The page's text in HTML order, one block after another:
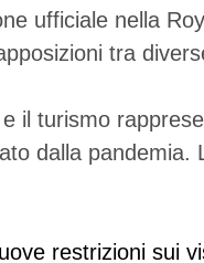
ufficiale nella
tra
il turismo
dalla
restrizioni sui